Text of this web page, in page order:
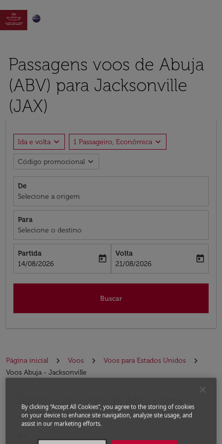

Passagens voos de Abuja
(ABV) para Jacksonville
(JAX)
Ida e volta expand_more 1 Passageiro, Econômica expand_more
Código promocional expand_more
De
Selecione a origem
Para
Selecione o destino
Partida
fc-booking-departure-date-aria-label
14/08/2026
today
Volta
fc-booking-return-date-aria-label
21/08/2026
today
Buscar
Página inicial Voos
Voos para Estados Unidos
Voos Abuja - Jacksonville
Reserve seu voo de Abuja para
Jacksonville
By clicking “Accept All Cookies”, you agree to the storing of cookies
on your device to enhance site navigation, analyze site usage, and
assist in our marketing efforts.